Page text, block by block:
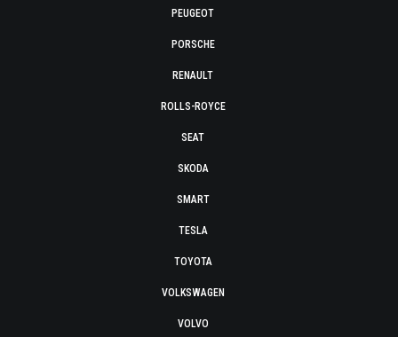
PEUGEOT
PORSCHE
RENAULT
ROLLS-ROYCE
SEAT
SKODA
SMART
TESLA
TOYOTA
VOLKSWAGEN
VOLVO